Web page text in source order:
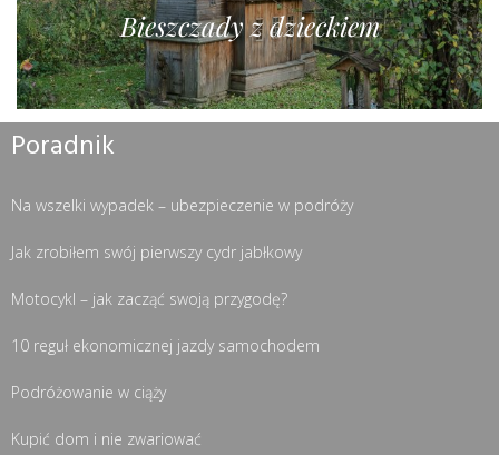
Bieszczady z dzieckiem
Poradnik
Na wszelki wypadek – ubezpieczenie w podróży
Jak zrobiłem swój pierwszy cydr jabłkowy
Motocykl – jak zacząć swoją przygodę?
10 reguł ekonomicznej jazdy samochodem
Podróżowanie w ciąży
Kupić dom i nie zwariować